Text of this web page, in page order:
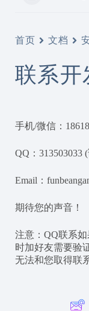
首页 文档
联系开
手机/微信：
QQ：313503033
Email：
期待您的声音！
注意：QQ联系
时加好友需要验
无法和您取得联